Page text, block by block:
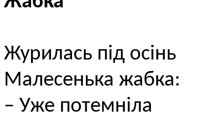
Журилась під осінь
Малесенька жабка:
– Уже потемніла